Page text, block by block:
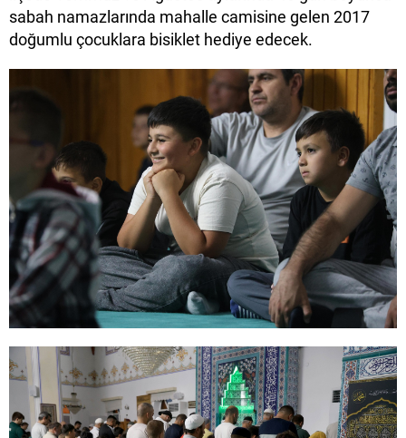
sabah namazlarında mahalle camisine gelen 2017
doğumlu çocuklara bisiklet hediye edecek.